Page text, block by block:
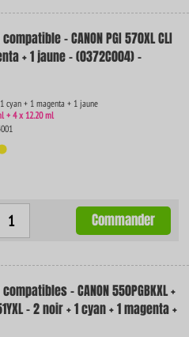
- CANON PGI 570XL CLI
+ 1 jaune - (0372C004) -
cyan + 1 magenta + 1 jaune
+ 4 x 12.20 ml
Commander
- CANON 550PGBKXL +
- 2 noir + 1 cyan + 1 magenta +